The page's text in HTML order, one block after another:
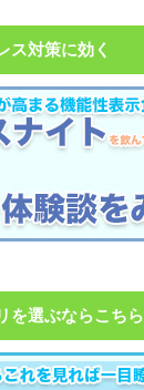
ス対策に効く
を選ぶならこちら